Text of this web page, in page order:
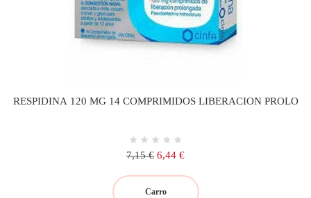
RESPIDINA 120 MG 14 COMPRIMIDOS LIBERACION PROLO
Precio
7,15 € Precio
6,44 €
Carro